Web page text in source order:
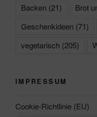
Backen (21) Brot
Geschenkideen (71)
vegetarisch (205)
IMPRESSUM
Cookie-Richtlinie (EU)